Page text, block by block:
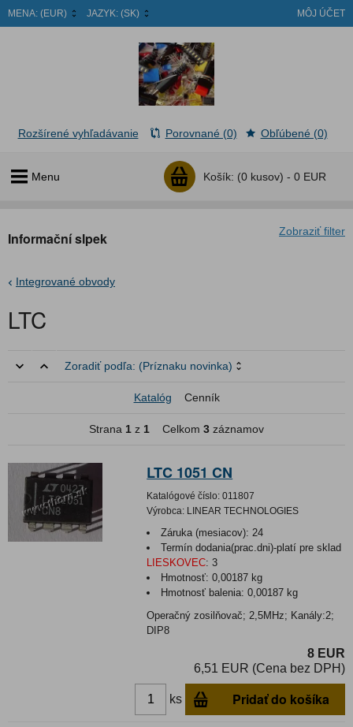
MENA: (EUR) JAZYK: (SK) MÔJ ÚČET
Menu Košík: (0 kusov) - 0 EUR
Rozšírené vyhľadávanie Porovnané (0) Obľúbené (0)
Zobraziť filter
Informační slpek
Integrované obvody
LTC
Zoradiť podľa: (Príznaku novinka)
Katalóg Cenník
Strana 1 z 1 Celkom 3 záznamov
LTC 1051 CN
Katalógové číslo: 011807
Výrobca: LINEAR TECHNOLOGIES
Záruka (mesiacov): 24
Termín dodania(prac.dni)-platí pre sklad
LIESKOVEC: 3
Hmotnosť:0,00187 kg
Hmotnosť balenia:0,00187 kg
Operačný zosilňovač; 2,5MHz; Kanály:2;
DIP8
8 EUR
6,51 EUR (Cena bez DPH)
ks Pridať do košíka